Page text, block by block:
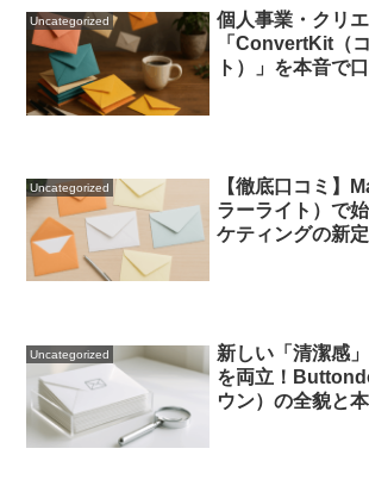
Uncategorized
個人事業・クリ
「ConvertKit（
ト）」を本音で
Uncategorized
【徹底口コミ】
ラーライト）で
ケティングの新
Uncategorized
新しい「清潔感
を両立！
ウン）の全貌と